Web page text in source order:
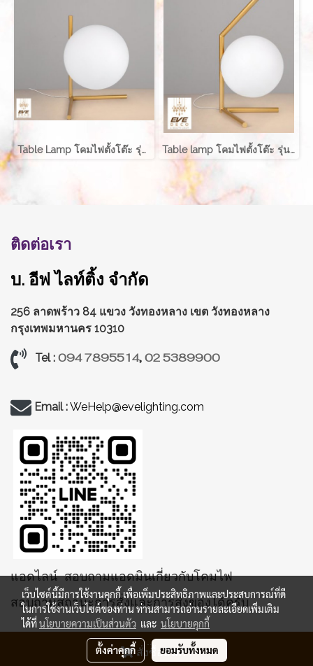
สั่งซื้อสินค้า
Table Lamp โคมไฟตั้งโต๊ะ รุ่น ABALL EVE-00196A Table lamp โคมไฟตั้งโต๊ะ รุ่น ABALL EVE-00196B
ติดต่อเรา
บ. อีฟ ไลท์ติ้ง จำกัด
256 ลาดพร้าว 84 แขวง วังทองหลาง เขต วังทองหลาง
กรุงเทพมหานคร 10310
Tel : 094 7895514,02 5389900
Email :WeHelp@evelighting.com
แอดไลน์ สอบถามแอดมินเกี่ยวกับโคมไฟ
สอบถามสถานะการสั่งและการส่งของได้ครับ
เว็บไซต์นี้มีการใช้งานคุกกี้ เพื่อเพิ่มประสิทธิภาพและประสบการณ์ที่ดี
ในการใช้งานเว็บไซต์ของท่าน ท่านสามารถอ่านรายละเอียดเพิ่มเติม
ได้ที่นโยบายความเป็นส่วนตัว และ นโยบายคุกกี้
ตั้งค่าคุกกี้ ยอมรับทั้งหมด